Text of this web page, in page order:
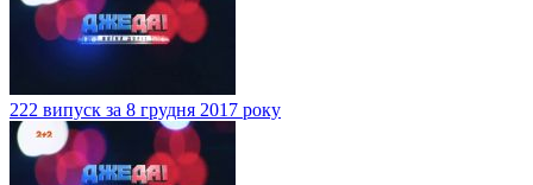
222 випуск за 8 грудня 2017 року